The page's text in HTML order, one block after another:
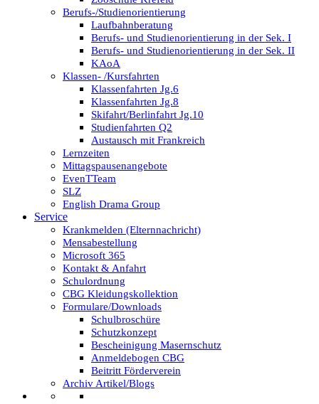
Berufs-/Studienorientierung
Laufbahnberatung
Berufs- und Studienorientierung in der Sek. I
Berufs- und Studienorientierung in der Sek. II
KAoA
Klassen- /Kursfahrten
Klassenfahrten Jg.6
Klassenfahrten Jg.8
Skifahrt/Berlinfahrt Jg.10
Studienfahrten Q2
Austausch mit Frankreich
Lernzeiten
Mittagspausenangebote
EvenTTeam
SLZ
English Drama Group
Service
Krankmelden (Elternnachricht)
Mensabestellung
Microsoft 365
Kontakt & Anfahrt
Schulordnung
CBG Kleidungskollektion
Formulare/Downloads
Schulbroschüre
Schutzkonzept
Bescheinigung Masernschutz
Anmeldebogen CBG
Beitritt Förderverein
Archiv Artikel/Blogs